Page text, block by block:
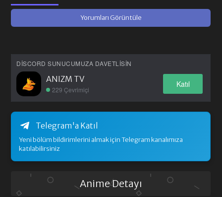
Yorumları Görüntüle
DISCORD SUNUCUMUZA DAVETLISIN
ANIZM TV
229 Çevrimiçi
Katıl
Telegram'a Katıl
Yeni bölüm bildirimlerini almak için Telegram kanalımıza
katılabilirsiniz
Anime Detayı